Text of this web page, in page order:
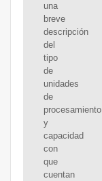
una
breve
descripción
del
tipo
de
unidades
de
procesamiento
y
capacidad
con
que
cuentan